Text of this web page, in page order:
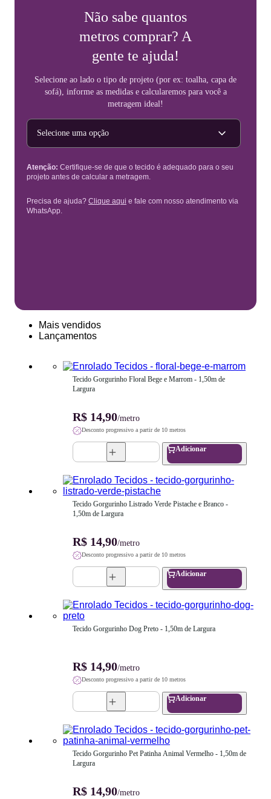
Não sabe quantos
metros comprar? A
gente te ajuda!
Selecione ao lado o tipo de projeto (por ex: toalha, capa de
sofá), informe as medidas e calcularemos para você a
metragem ideal!
Tipo de projeto
Atenção: Certifique-se de que o tecido é adequado para o seu
projeto antes de calcular a metragem.
Precisa de ajuda? Clique aqui e fale com nosso atendimento via
WhatsApp.
Mais vendidos
Lançamentos
Tecido Gorgurinho Floral Bege e Marrom - 1,50m de
Largura
R$ 14,90/metro
Desconto progressivo a partir de 10 metros
Adicionar
Tecido Gorgurinho Listrado Verde Pistache e Branco -
1,50m de Largura
R$ 14,90/metro
Desconto progressivo a partir de 10 metros
Adicionar
Tecido Gorgurinho Dog Preto - 1,50m de Largura
R$ 14,90/metro
Desconto progressivo a partir de 10 metros
Adicionar
Tecido Gorgurinho Pet Patinha Animal Vermelho - 1,50m de
Largura
R$ 14,90/metro